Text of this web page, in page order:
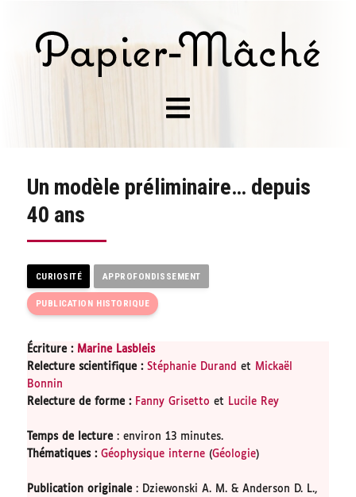
Un modèle préliminaire… depuis
40 ans
CURIOSITÉ APPROFONDISSEMENT
PUBLICATION HISTORIQUE
Écriture : Marine Lasbleis
Relecture scientifique:Stéphanie Durand et Mickaël
Bonnin
Relecture de forme: Fanny Grisetto et Lucile Rey
Temps de lecture: environ 13 minutes.
Thématiques : Géophysique interne (Géologie)
Publication originale: Dziewonski A. M. & Anderson D. L.,